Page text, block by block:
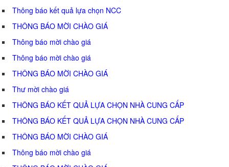
Thông báo kết quả lựa chọn NCC
THÔNG BÁO MỜI CHÀO GIÁ
Thông báo mời chào giá
Thông báo mời chào giá
THÔNG BÁO MỜI CHÀO GIÁ
Thư mời chào giá
THÔNG BÁO KẾT QUẢ LỰA CHỌN NHÀ CUNG CẤP
THÔNG BÁO KẾT QUẢ LỰA CHỌN NHÀ CUNG CẤP
THÔNG BÁO MỜI CHÀO GIÁ
Thông báo mời chào giá